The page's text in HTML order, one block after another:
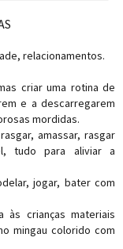
relacionamentos.
criar uma rotina de
e a descarregarem
mordidas.
amassar, rasgar
tudo para aliviar a
jogar, bater com
às crianças materiais
mingau colorido com